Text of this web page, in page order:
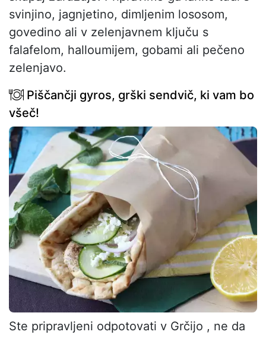
svinjino, jagnjetino, dimljenim lososom,
govedino ali v zelenjavnem ključu s
falafelom, halloumijem, gobami ali pečeno
zelenjavo.
Piščančji gyros, grški sendvič, ki vam bo
všeč!
Ste pripravljeni odpotovati v Grčijo , ne da